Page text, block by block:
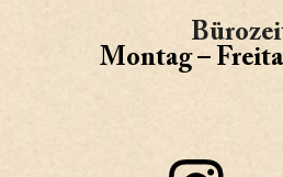
Montag –